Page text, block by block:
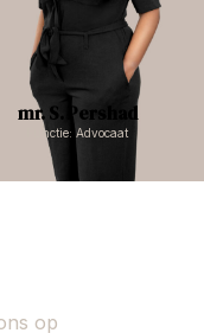
mr. S. Pershad
Functie: Advocaat
op